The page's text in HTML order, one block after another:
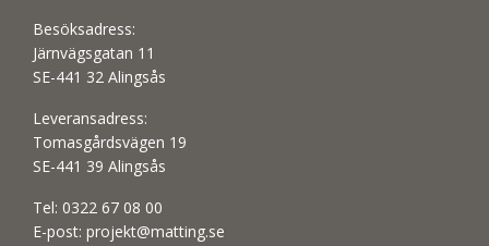
Besöksadress:
Järnvägsgatan 11
SE-441 32 Alingsås
Leveransadress:
Tomasgårdsvägen 19
SE-441 39 Alingsås
Tel: 0322 67 08 00
E-post: projekt@matting.se